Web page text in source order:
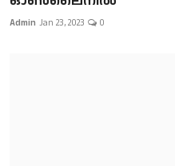
Admin Jan 23, 2023 0